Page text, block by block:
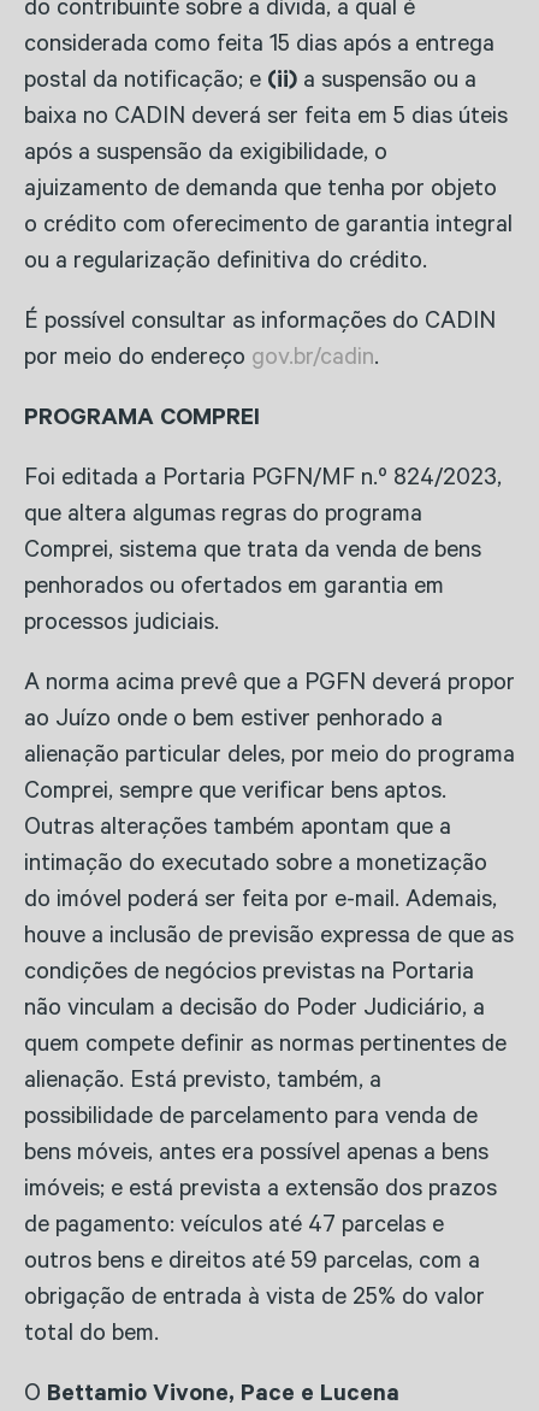
do contribuinte sobre a dívida, a qual é
considerada como feita 15 dias após a entrega
postal da notificação; e (ii) a suspensão ou a
baixa no CADIN deverá ser feita em 5 dias úteis
após a suspensão da exigibilidade, o
ajuizamento de demanda que tenha por objeto
o crédito com oferecimento de garantia integral
ou a regularização definitiva do crédito.
É possível consultar as informações do CADIN
por meio do endereço gov.br/cadin.
PROGRAMA COMPREI
Foi editada a Portaria PGFN/MF n.º 824/2023,
que altera algumas regras do programa
Comprei, sistema que trata da venda de bens
penhorados ou ofertados em garantia em
processos judiciais.
A norma acima prevê que a PGFN deverá propor
ao Juízo onde o bem estiver penhorado a
alienação particular deles, por meio do programa
Comprei, sempre que verificar bens aptos.
Outras alterações também apontam que a
intimação do executado sobre a monetização
do imóvel poderá ser feita por e-mail. Ademais,
houve a inclusão de previsão expressa de que as
condições de negócios previstas na Portaria
não vinculam a decisão do Poder Judiciário, a
quem compete definir as normas pertinentes de
alienação. Está previsto, também, a
possibilidade de parcelamento para venda de
bens móveis, antes era possível apenas a bens
imóveis; e está prevista a extensão dos prazos
de pagamento: veículos até 47 parcelas e
outros bens e direitos até 59 parcelas, com a
obrigação de entrada à vista de 25% do valor
total do bem.
O Bettamio Vivone, Pace e Lucena